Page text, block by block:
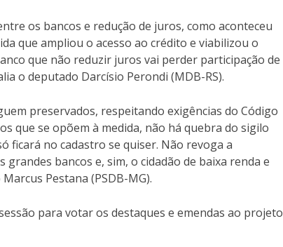
os bancos e redução de juros, como aconteceu
que ampliou o acesso ao crédito e viabilizou o
que não reduzir juros vai perder participação de
o deputado Darcísio Perondi (MDB-RS).
preservados, respeitando exigências do Código
que se opõem à medida, não há quebra do sigilo
ficará no cadastro se quiser. Não revoga a
bancos e, sim, o cidadão de baixa renda e
Pestana (PSDB-MG).
para votar os destaques e emendas ao projeto